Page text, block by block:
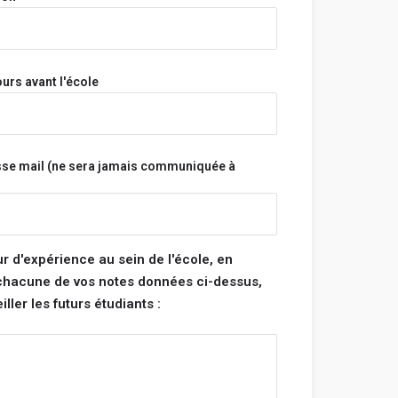
respectent pas ces règles.
:
avant l'école
mail (ne sera jamais communiquée à
d'expérience au sein de l'école, en
de vos notes données ci-dessus,
les futurs étudiants :